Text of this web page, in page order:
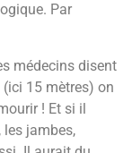
Par
médecins disent
(ici 15 mètres) on
! Et si il
les jambes,